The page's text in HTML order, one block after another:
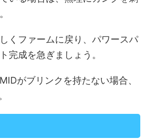
くファームに戻り、パワースパ
完成を急ぎましょう。
がブリンクを持たない場合、